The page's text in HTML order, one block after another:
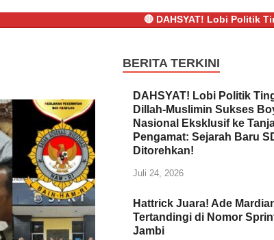
DAHSYAT! Lobi Politik
BERITA TERKINI
DAHSYAT! Lobi Politik
Dillah-Muslimin Sukses
Nasional Eksklusif ke
Pengamat: Sejarah Baru
Ditorehkan!
Juli 24, 2026
Hattrick Juara! Ade
Tertandingi di Nomor
Jambi